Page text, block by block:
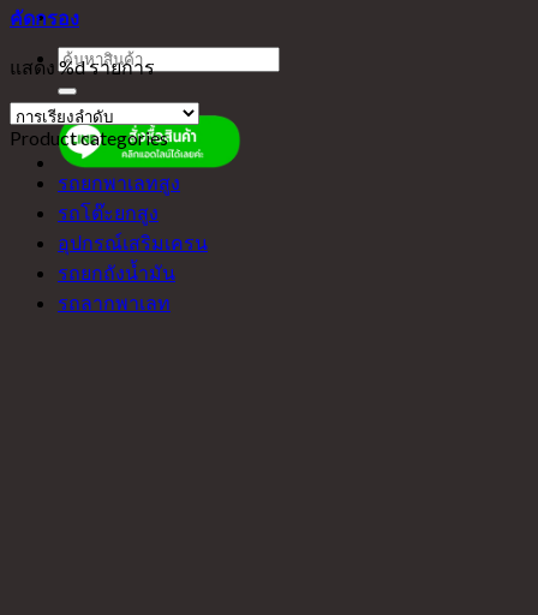
ค้นหา:
คัดกรอง
แสดง %d รายการ
Product categories
รถยกพาเลทสูง
รถโต๊ะยกสูง
อุปกรณ์เสริมเครน
รถยกถังน้ำมัน
รถลากพาเลท